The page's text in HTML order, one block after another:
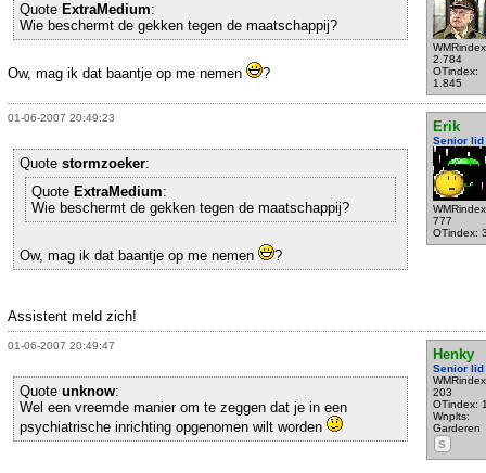
2.784
OTindex:
1.845
Quote ExtraMedium:
Wie beschermt de gekken tegen de maatschappij?
Ow, mag ik dat baantje op me nemen ?
01-06-2007 20:49:23
Erik
Senior lid
777
OTindex:
Quote stormzoeker:
Quote ExtraMedium:
Wie beschermt de gekken tegen de maatschappij?
Ow, mag ik dat baantje op me nemen ?
Assistent meld zich!
01-06-2007 20:49:47
Henky
Senior lid
203
OTindex:
Wnplts:
Garderen
S
Quote unknow:
Wel een vreemde manier om te zeggen dat je in een
psychiatrische inrichting opgenomen wilt worden